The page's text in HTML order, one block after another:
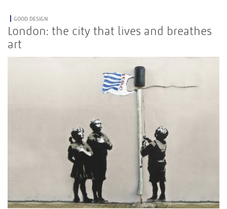
GOOD DESIGN
London: the city that lives and breathes
art